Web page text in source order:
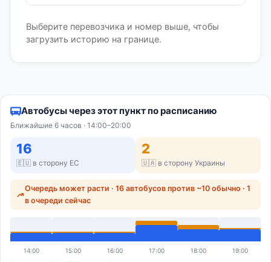
Выберите перевозчика и номер выше, чтобы
загрузить историю на границе.
Автобусы через этот пункт по расписанию
Ближайшие 6 часов · 14:00–20:00
16
🇪🇺 в сторону ЕС
2
🇺🇦 в сторону Украины
Очередь может расти · 16 автобусов против ~10 обычно · 1
в очереди сейчас
14:00 15:00 16:00 17:00 18:00 19:00